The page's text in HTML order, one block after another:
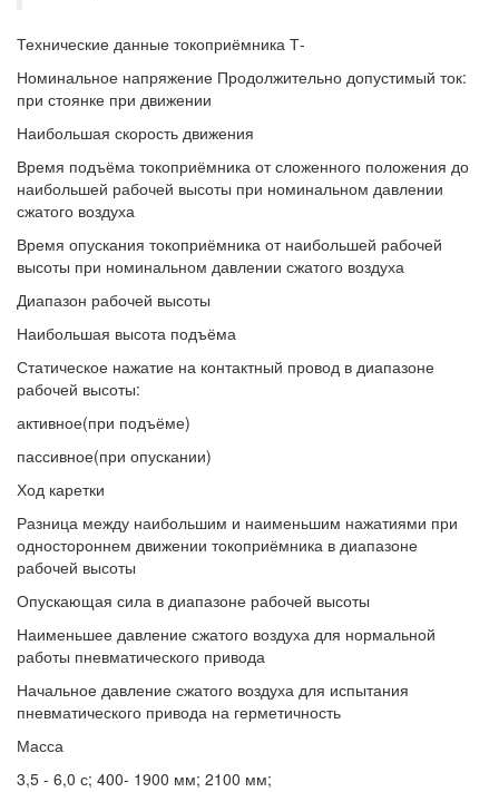
Технические данные токоприёмника Т-
Номинальное напряжение Продолжительно допустимый ток:
при стоянке при движении
Наибольшая скорость движения
Время подъёма токоприёмника от сложенного положения до
наибольшей рабочей высоты при номинальном давлении
сжатого воздуха
Время опускания токоприёмника от наибольшей рабочей
высоты при номинальном давлении сжатого воздуха
Диапазон рабочей высоты
Наибольшая высота подъёма
Статическое нажатие на контактный провод в диапазоне
рабочей высоты:
активное(при подъёме)
пассивное(при опускании)
Ход каретки
Разница между наибольшим и наименьшим нажатиями при
одностороннем движении токоприёмника в диапазоне
рабочей высоты
Опускающая сила в диапазоне рабочей высоты
Наименьшее давление сжатого воздуха для нормальной
работы пневматического привода
Начальное давление сжатого воздуха для испытания
пневматического привода на герметичность
Масса
3,5 - 6,0 с; 400- 1900 мм; 2100 мм;